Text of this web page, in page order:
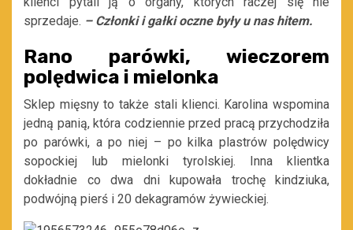
sprzedaje. – Członki i gałki oczne były u nas hitem.
Rano parówki, wieczorem
polędwica i mielonka
Sklep mięsny to także stali klienci. Karolina wspomina
jedną panią, która codziennie przed pracą przychodziła
po parówki, a po niej – po kilka plastrów polędwicy
sopockiej lub mielonki tyrolskiej. Inna klientka
dokładnie co dwa dni kupowała trochę kindziuka,
podwójną pierś i 20 dekagramów żywieckiej.